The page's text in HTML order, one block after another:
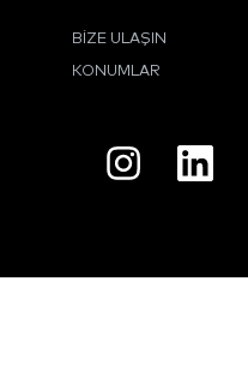
BIZE ULAŞIN
KONUMLAR